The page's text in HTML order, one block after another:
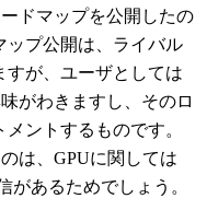
ドマップを公開したの
ップ公開は、ライバル
すが、ユーザとしては
がわきますし、そのロ
ントするものです。
は、GPUに関しては
があるためでしょう。